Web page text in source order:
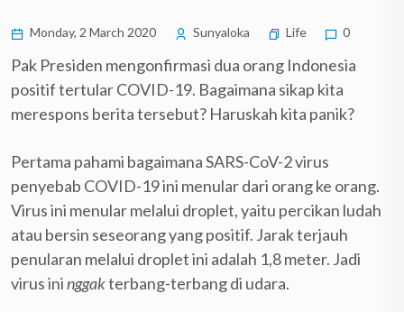
Monday, 2 March 2020 Sunyaloka Life 0
Pak Presiden mengonfirmasi dua orang Indonesia
positif tertular COVID-19. Bagaimana sikap kita
merespons berita tersebut? Haruskah kita panik?
Pertama pahami bagaimana SARS-CoV-2 virus
penyebab COVID-19 ini menular dari orang ke orang.
Virus ini menular melalui droplet, yaitu percikan ludah
atau bersin seseorang yang positif. Jarak terjauh
penularan melalui droplet ini adalah 1,8 meter. Jadi
virus ininggakterbang-terbang di udara.